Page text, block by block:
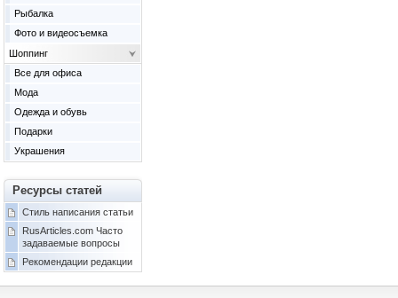
Рыбалка
Фото и видеосъемка
Шоппинг
Все для офиса
Мода
Одежда и обувь
Подарки
Украшения
Ресурсы статей
Стиль написания статьи
RusArticles.com Часто
задаваемые вопросы
Рекомендации редакции